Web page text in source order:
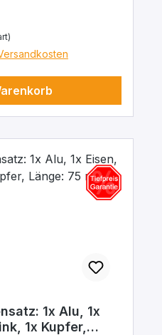
1x Alu, 1x
1x Kupfer,